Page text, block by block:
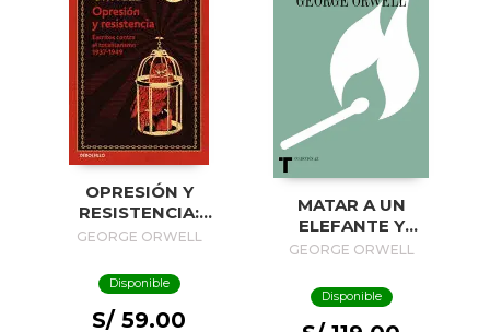
OPRESIÓN Y
RESISTENCIA:
ESCRITOS CONTRA
1937-1949 /
OPPRESSION AND
RESISTANCE
GEORGE ORWELL
Disponible
S/ 59.00
MATAR A UN
ELEFANTE Y
OTROS ESCRITOS
GEORGE ORWELL
Disponible